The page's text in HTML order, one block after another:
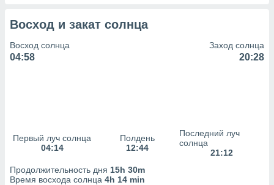
Восход и закат солнца
Восход солнца
04:58
Заход солнца
20:28
Первый луч солнца
04:14
Полдень
12:44
Последний луч
солнца
21:12
Продолжительность дня 15h 30m
Время восхода солнца 4h 14 min